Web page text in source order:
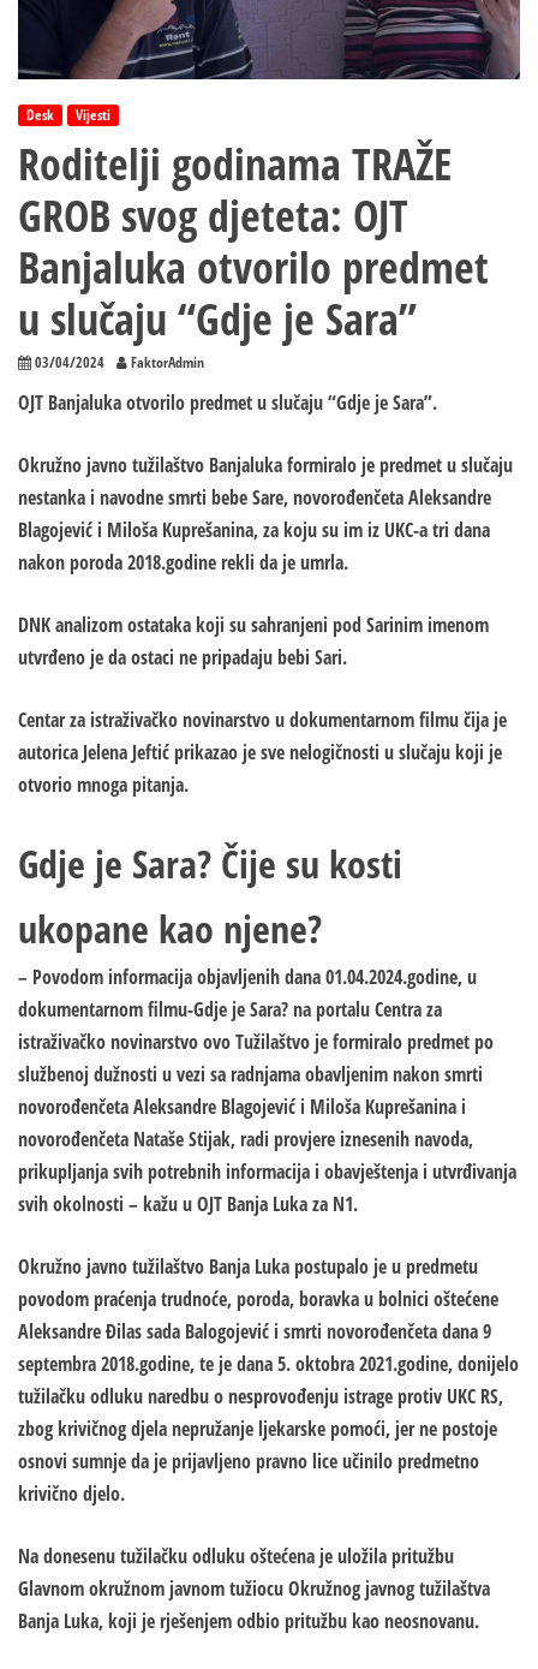
Desk Vijesti
Roditelji godinama TRAŽE
GROB svog djeteta: OJT
Banjaluka otvorilo predmet
u slučaju “Gdje je Sara”
03/04/2024 FaktorAdmin
OJT Banjaluka otvorilo predmet u slučaju “Gdje je Sara”.
Okružno javno tužilaštvo Banjaluka formiralo je predmet u slučaju
nestanka i navodne smrti bebe Sare, novorođenčeta Aleksandre
Blagojević i Miloša Kuprešanina, za koju su im iz UKC-a tri dana
nakon poroda 2018.godine rekli da je umrla.
DNK analizom ostataka koji su sahranjeni pod Sarinim imenom
utvrđeno je da ostaci ne pripadaju bebi Sari.
Centar za istraživačko novinarstvo u dokumentarnom filmu čija je
autorica Jelena Jeftić prikazao je sve nelogičnosti u slučaju koji je
otvorio mnoga pitanja.
Gdje je Sara? Čije su kosti
ukopane kao njene?
– Povodom informacija objavljenih dana 01.04.2024.godine, u
dokumentarnom filmu-Gdje je Sara? na portalu Centra za
istraživačko novinarstvo ovo Tužilaštvo je formiralo predmet po
službenoj dužnosti u vezi sa radnjama obavljenim nakon smrti
novorođenčeta Aleksandre Blagojević i Miloša Kuprešanina i
novorođenčeta Nataše Stijak, radi provjere iznesenih navoda,
prikupljanja svih potrebnih informacija i obavještenja i utvrđivanja
svih okolnosti – kažu u OJT Banja Luka za N1.
Okružno javno tužilaštvo Banja Luka postupalo je u predmetu
povodom praćenja trudnoće, poroda, boravka u bolnici oštećene
Aleksandre Đilas sada Balogojević i smrti novorođenčeta dana 9
septembra 2018.godine, te je dana 5. oktobra 2021.godine, donijelo
tužilačku odluku naredbu o nesprovođenju istrage protiv UKC RS,
zbog krivičnog djela nepružanje ljekarske pomoći, jer ne postoje
osnovi sumnje da je prijavljeno pravno lice učinilo predmetno
krivično djelo.
Na donesenu tužilačku odluku oštećena je uložila pritužbu
Glavnom okružnom javnom tužiocu Okružnog javnog tužilaštva
Banja Luka, koji je rješenjem odbio pritužbu kao neosnovanu.